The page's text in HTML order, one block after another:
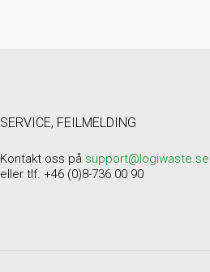
SERVICE, FEILMELDING
Kontakt oss på support@logiwaste.se
eller tlf. +46 (0)8-736 00 90